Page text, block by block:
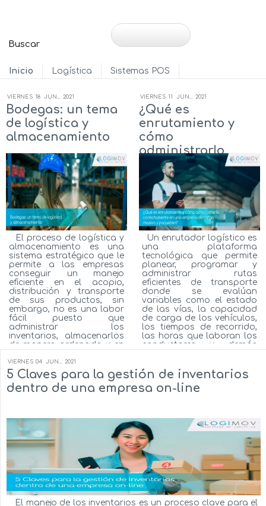
Inicio Logística Sistemas POS
VIERNES 18 JUN... 2021
Bodegas: un tema
de logística y
almacenamiento
El proceso de logística y
almacenamiento es una
sistema estratégico que le
permite a las empresas
conseguir un manejo
eficiente en el acopio,
distribución y transporte
de sus productos, sin
embargo, no es una labor
fácil puesto que
administrar los
inventarios, almacenarlos
de manera ordenada y en
degraden, como
transpórtalos de un lugar
ágilmente, son actividades
que por mucho tiempo
han sido un gran reto
Autor:
Ver más...
VIERNES 11 JUN... 2021
¿Qué es
enrutamiento y
cómo
administrarlo
correctamente en
una empresa de
carga masiva y
paqueteo?
Un enrutador logístico es
una plataforma
tecnológica que permite
planear, programar y
administrar rutas
eficientes de transporte
donde se evalúan
variables como el estado
de las vías, la capacidad
de carga de los vehículos,
los tiempos de recorrido,
las horas que laboran los
conductores y demás
empresa, este adelanto
tecnológico permite que
las empresas optimicen
Autor:Milton Flórez
Ver más...
VIERNES 04 JUN... 2021
5 Claves para la gestión de inventarios
dentro de una empresa on-line
El manejo de los inventarios es un proceso clave para el